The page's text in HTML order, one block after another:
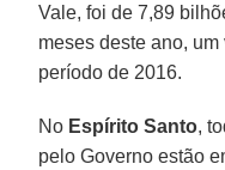
Vale, foi de 7,89
meses deste ano,
período de 2016.
No Espírito Santo,
pelo Governo estão